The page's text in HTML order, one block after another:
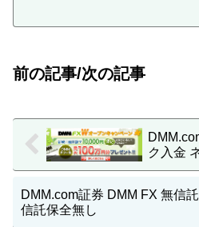
前の記事/次の記事
ク入金
DMM.com証券 DMM FX 無信託
信託保全無し